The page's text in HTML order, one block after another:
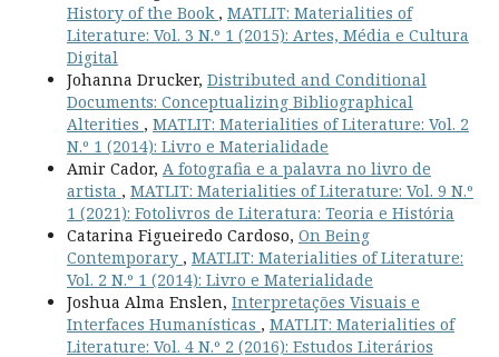
History of the Book , MATLIT: Materialities of
Literature: Vol. 3 N.º 1 (2015): Artes, Média e Cultura
Digital
Johanna Drucker, Distributed and Conditional
Documents: Conceptualizing Bibliographical
Alterities , MATLIT: Materialities of Literature: Vol. 2
N.º 1 (2014): Livro e Materialidade
Amir Cador, A fotografia e a palavra no livro de
artista , MATLIT: Materialities of Literature: Vol. 9 N.º
1 (2021): Fotolivros de Literatura: Teoria e História
Catarina Figueiredo Cardoso, On Being
Contemporary , MATLIT: Materialities of Literature:
Vol. 2 N.º 1 (2014): Livro e Materialidade
Joshua Alma Enslen, Interpretações Visuais e
Interfaces Humanísticas , MATLIT: Materialities of
Literature: Vol. 4 N.º 2 (2016): Estudos Literários